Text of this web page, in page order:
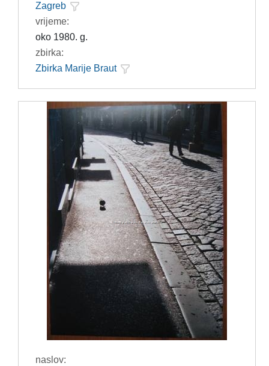
Zagreb
vrijeme:
oko 1980. g.
zbirka:
Zbirka Marije Braut
naslov: